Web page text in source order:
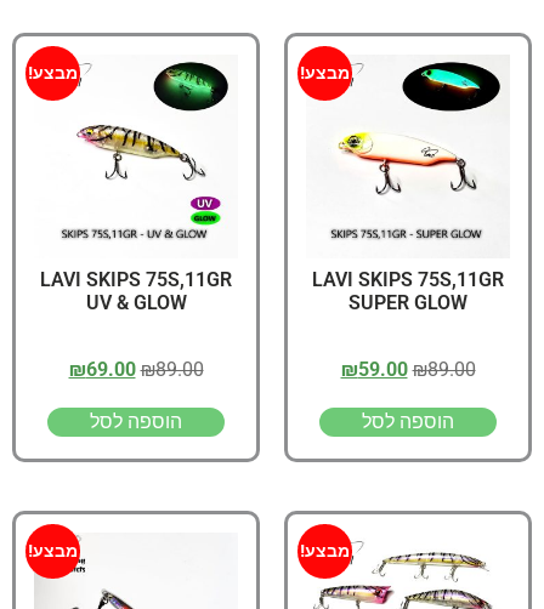
מבצע!
LAVI SKIPS 75S,11GR
SUPER GLOW
₪89.00
₪59.00
הוספה לסל
מבצע!
LAVI SKIPS 75S,11GR
UV & GLOW
₪89.00
₪69.00
הוספה לסל
מבצע! מבצע!